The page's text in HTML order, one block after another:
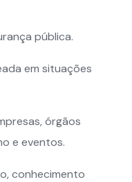
pública.
em situações
órgãos
e eventos.
conhecimento